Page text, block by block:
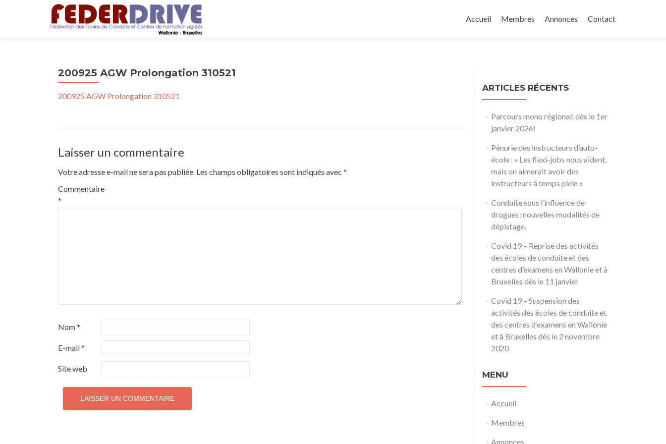
au
Accueil Membres Annonces Contact
200925 AGW Prolongation 310521
200925 AGW Prolongation 310521
Laisser un commentaire
Votre adresse e-mail ne sera pas publiée. Les champs obligatoires sont indiqués avec *
Commentaire
*
Nom*
E-mail*
Site web
ARTICLES RÉCENTS
Parcours mono régional: dès le 1er
janvier 2026!
Pénurie des instructeurs d’auto-
école : « Les flexi-jobs nous aident,
mais on aimerait avoir des
instructeurs à temps plein »
Conduite sous l’influence de
drogues : nouvelles modalités de
dépistage.
Covid 19 – Reprise des activités
des écoles de conduite et des
centres d’examens en Wallonie et à
Bruxelles dès le 11 janvier
Covid 19 – Suspension des
activités des écoles de conduite et
des centres d’examens en Wallonie
et à Bruxelles dès le 2 novembre
2020
MENU
Accueil
Membres
Annonces